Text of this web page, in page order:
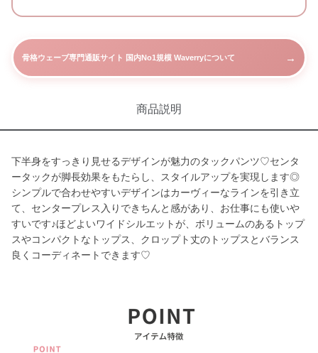
骨格ウェーブ専門通販サイト 国内No1規模 Waverryについて →
商品説明
下半身をすっきり見せるデザインが魅力のタックパンツ♡センタ
ータックが脚長効果をもたらし、スタイルアップを実現します◎
シンプルで合わせやすいデザインはカーヴィーなラインを引き立
て、センタープレス入りできちんと感があり、お仕事にも使いや
すいです♪ほどよいワイドシルエットが、ボリュームのあるトップ
スやコンパクトなトップス、クロップト丈のトップスとバランス
良くコーディネートできます♡